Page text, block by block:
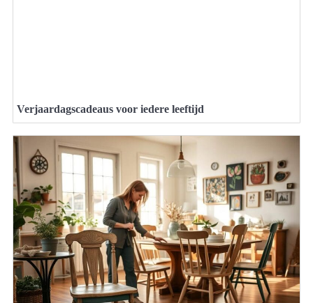
Verjaardagscadeaus voor iedere leeftijd